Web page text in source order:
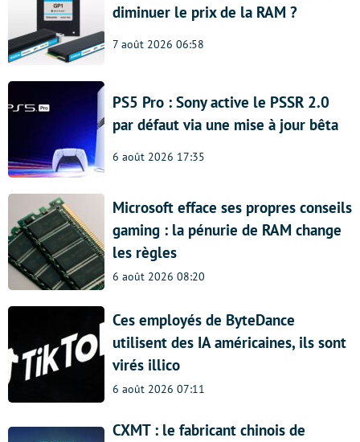
diminuer le prix de la RAM ?
7 août 2026 06:58
PS5 Pro : Sony active le PSSR 2.0
par défaut via une mise à jour bêta
6 août 2026 17:35
Microsoft efface ses propres conseils
gaming : la pénurie de RAM change
les règles
6 août 2026 08:20
Ces employés de ByteDance
utilisent des IA américaines, ils sont
virés illico
6 août 2026 07:11
CXMT : le fabricant chinois de